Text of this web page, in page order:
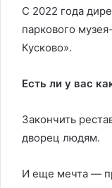
С 2022 года
паркового
Кусково».
Есть ли у вас
Закончить
дворец людям.
И еще мечта —